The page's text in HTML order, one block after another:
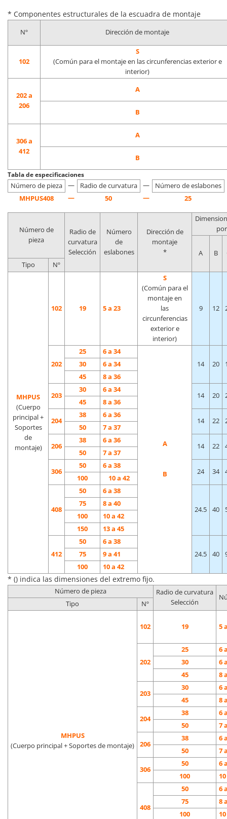
* Componentes estructurales de la escuadra de montaje
Nº Dirección de montaje
102
S
(Común para el montaje en las circunferencias exterior e
interior)
202 a
206
A
B
306 a
412
A
B
Tabla de especificaciones
Número de pieza
— Radio de curvatura —
Número de eslabones
MHPUS408
— 50 — 25
Número de
pieza
Radio de
curvatura
Selección
Número
de
eslabones
Dirección de
montaje
*
A B
Tipo
Nº
MHPUS
(Cuerpo
principal +
Soportes
de
montaje)
102 19 5 a 23
S
(Común para el
montaje en
las
circunferencias
exterior e
interior)
9 12
202
25 6 a 34
A
B
14 20
30
6 a 34
45
8 a 36
203
30 6 a 34
14 20
45 8 a 36
204
38 6 a 36
14 22
50 7 a 37
206
38 6 a 36
14 22
50 7 a 37
306
50 6 a 38
24 34
100 10 a 42
408
50 6 a 38
24.5 40
75
8 a 40
100
10 a 42
150
13 a 45
412
50
6 a 38
24.5
40
75
9 a 41
100
10 a 42
* () indica las dimensiones del extremo fijo.
Número de pieza
Radio de curvatura
Selección
Tipo Nº
MHPUS
(Cuerpo principal + Soportes de montaje)
102 19 5
202
25
6
30
6
45
8
203
30
6
45
8
204
38
6
50
7
206
38
6
50
7
306
50
6
100
408
50
6
75
8
100